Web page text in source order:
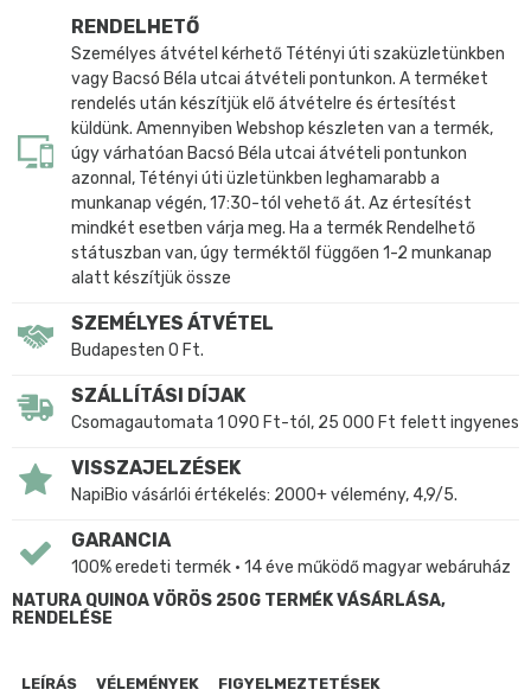
RENDELHETŐ
Személyes átvétel kérhető Tétényi úti szaküzletünkben
vagy Bacsó Béla utcai átvételi pontunkon. A terméket
rendelés után készítjük elő átvételre és értesítést
küldünk. Amennyiben Webshop készleten van a termék,
úgy várhatóan Bacsó Béla utcai átvételi pontunkon
azonnal, Tétényi úti üzletünkben leghamarabb a
munkanap végén, 17:30-tól vehető át. Az értesítést
mindkét esetben várja meg. Ha a termék Rendelhető
státuszban van, úgy terméktől függően 1-2 munkanap
alatt készítjük össze
SZEMÉLYES ÁTVÉTEL
Budapesten 0 Ft.
SZÁLLÍTÁSI DÍJAK
Csomagautomata 1 090 Ft-tól, 25 000 Ft felett ingyenes
VISSZAJELZÉSEK
NapiBio vásárlói értékelés: 2000+ vélemény, 4,9/5.
GARANCIA
100% eredeti termék • 14 éve működő magyar webáruház
NATURA QUINOA VÖRÖS 250G TERMÉK VÁSÁRLÁSA,
RENDELÉSE
LEÍRÁS VÉLEMÉNYEK FIGYELMEZTETÉSEK